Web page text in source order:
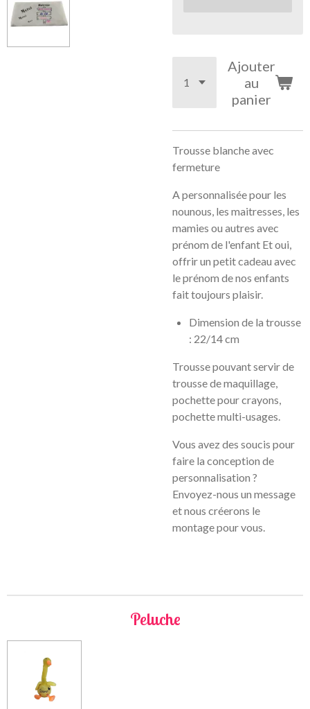
Ajouter
au
panier
Trousse blanche avec
fermeture
A personnalisée pour les
nounous, les maitresses, les
mamies ou autres avec
prénom de l'enfant Et oui,
offrir un petit cadeau avec
le prénom de nos enfants
fait toujours plaisir.
Dimension de la trousse
: 22/14 cm
Trousse pouvant servir de
trousse de maquillage,
pochette pour crayons,
pochette multi-usages.
Vous avez des soucis pour
faire la conception de
personnalisation ?
Envoyez-nous un message
et nous créerons le
montage pour vous.
Peluche